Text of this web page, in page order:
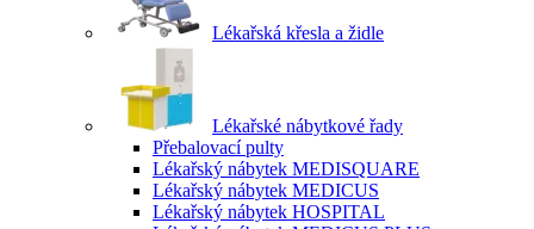
Lékařská křesla a židle
Lékařské nábytkové řady
Přebalovací pulty
Lékařský nábytek MEDISQUARE
Lékařský nábytek MEDICUS
Lékařský nábytek HOSPITAL